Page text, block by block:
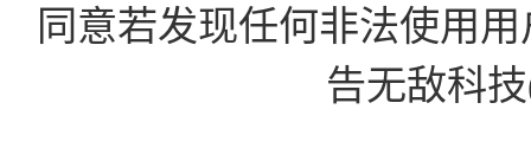
同意若发现任何非法使用
告无敌科